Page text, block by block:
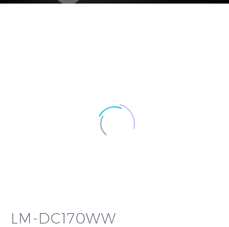
LM-DC170WW